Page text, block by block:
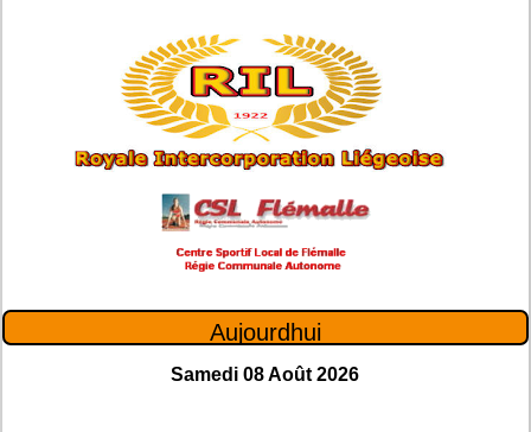
Aujourdhui
Samedi 08 Août 2026